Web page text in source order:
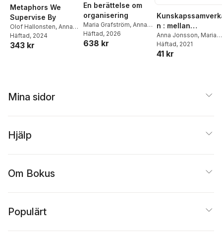
Metaphors We
Supervise By
Olof Hallonsten, Anna
Jonsson,Jens
Rennstam
Müller, Eddy Nehls
Katie Sullivan,David
Zackariasson
Häftad, 2024
343 kr
En berättelse om
organisering
Maria Grafström, Anna
Jonsson,Oline Stig
Lars Strannegård
Häftad, 2026
638 kr
n : mellan
elfenbenstorn och
marknadstorg
Anna Jonsson, Maria
Grafström,Mikael
Klintman
Häftad, 2021
41 kr
Mina sidor
Hjälp
Om Bokus
Populärt